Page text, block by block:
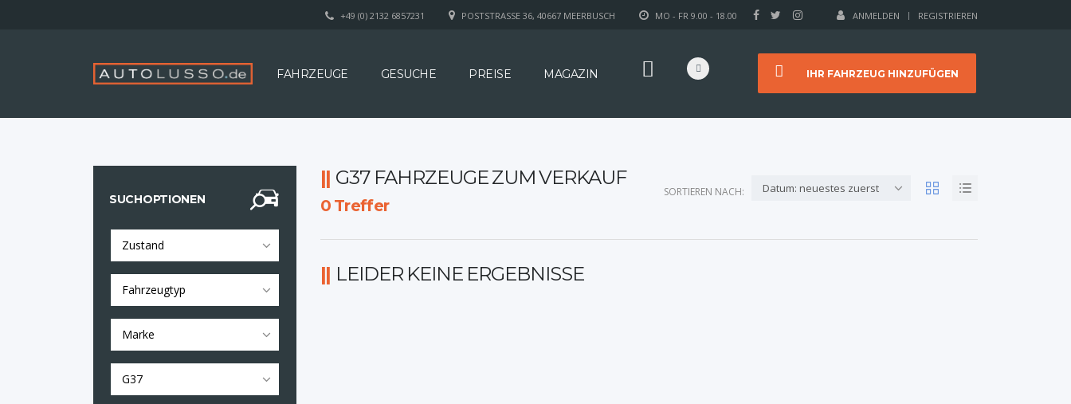
ANMELDEN REGISTRIEREN
MO - FR 9.00 - 18.00
POSTSTRASSE 36, 40667 MEERBUSCH
+49 (0) 2132 6857231
IHR FAHRZEUG HINZUFÜGEN
FAHRZEUGE GESUCHE PREISE MAGAZIN
SUCHOPTIONEN
Zustand
Fahrzeugtyp
Marke
G37
G37 FAHRZEUGE ZUM VERKAUF
0Treffer
SORTIEREN NACH: Datum: neuestes zuerst
LEIDER KEINE ERGEBNISSE